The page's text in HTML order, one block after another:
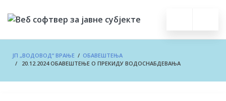
ЈП „ВОДОВОД“ ВРАЊЕ / ОБАВЕШТЕЊА
/ 20.12.2024 ОБАВЕШТЕЊЕ О ПРЕКИДУ ВОДОСНАБДЕВАЊА